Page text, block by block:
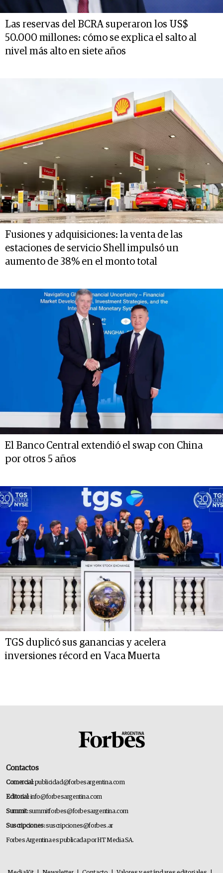
Las reservas del BCRA superaron los US$
50.000 millones: cómo se explica el salto al
nivel más alto en siete años
Fusiones y adquisiciones: la venta de las
estaciones de servicio Shell impulsó un
aumento de 38% en el monto total
El Banco Central extendió el swap con China
por otros 5 años
TGS duplicó sus ganancias y acelera
inversiones récord en Vaca Muerta
Contactos
Comercial:publicidad@forbesargentina.com
Editorial:info@forbesargentina.com
Summit:summitforbes@forbesargentina.com
Suscripciones:suscripciones@forbes.ar
Forbes Argentina es publicada por HT Media SA.